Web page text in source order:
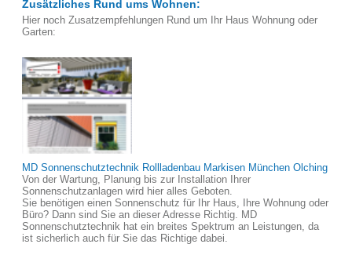
Zusätzliches Rund ums Wohnen:
Hier noch Zusatzempfehlungen Rund um Ihr Haus Wohnung oder
Garten:
MD Sonnenschutztechnik Rollladenbau Markisen München Olching
Von der Wartung, Planung bis zur Installation Ihrer
Sonnenschutzanlagen wird hier alles Geboten.
Sie benötigen einen Sonnenschutz für Ihr Haus, Ihre Wohnung oder
Büro? Dann sind Sie an dieser Adresse Richtig. MD
Sonnenschutztechnik hat ein breites Spektrum an Leistungen, da
ist sicherlich auch für Sie das Richtige dabei.